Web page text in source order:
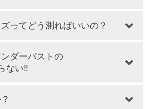
ってどう測ればいいの？
ダーバストの
ない‼